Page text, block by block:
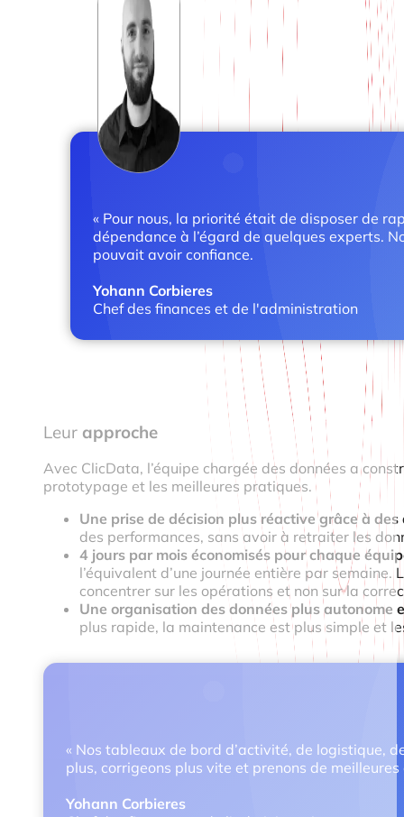
« Pour nous, la priorité était de disposer de
dépendance à l’égard de quelques experts.
pouvait avoir confiance.
Yohann Corbieres
Chef des finances et de l'administration
Leur approche
Avec ClicData, l’équipe chargée des données a
prototypage et les meilleures pratiques.
Une prise de décision plus réactive grâce à
des performances, sans avoir à retraiter les
4 jours par mois économisés pour chaque
l’équivalent d’une journée entière par
concentrer sur les opérations et non sur la
Une organisation des données plus autonome
plus rapide, la maintenance est plus simple et
« Nos tableaux de bord d’activité, de logistique,
plus, corrigeons plus vite et prenons de meilleures
Yohann Corbieres